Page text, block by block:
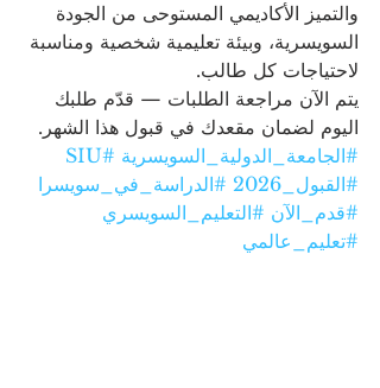
والتميز الأكاديمي المستوحى من الجودة
السويسرية، وبيئة تعليمية شخصية ومناسبة
لاحتياجات كل طالب.
يتم الآن مراجعة الطلبات — قدّم طلبك
اليوم لضمان مقعدك في قبول هذا الشهر.
#الجامعة_الدولية_السويسرية #SIU
#القبول_2026
#الدراسة_في_سويسرا
#قدم_الآن #التعليم_السويسري
#تعليم_عالمي